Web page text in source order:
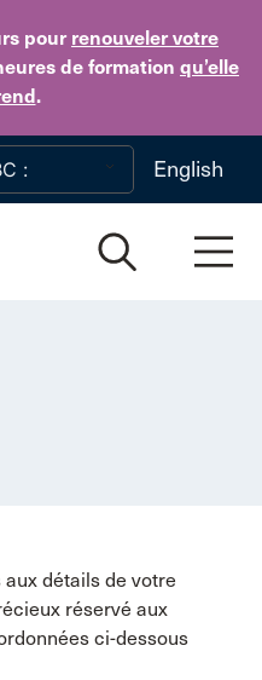
pour renouveler votre
de formation qu’elle
.
Skip to main content
English
détails de votre
réservé aux
ci-dessous